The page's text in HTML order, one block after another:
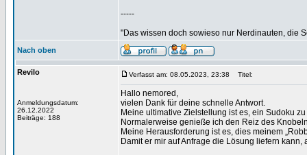
-----
"Das wissen doch sowieso nur Nerdinauten, die
Nach oben
Revilo
Anmeldungsdatum:
26.12.2022
Beiträge: 188
Verfasst am: 08.05.2023, 23:38 Titel:
Hallo nemored,
vielen Dank für deine schnelle Antwort.
Meine ultimative Zielstellung ist es, ein Sudoku
Normalerweise genieße ich den Reiz des
Meine Herausforderung ist es, dies meinem
Damit er mir auf Anfrage die Lösung liefern